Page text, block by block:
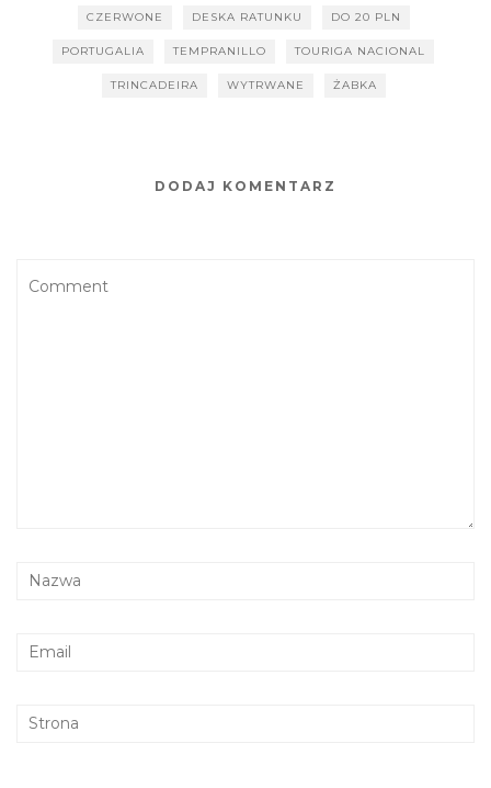
CZERWONE DESKA RATUNKU DO 20 PLN
PORTUGALIA TEMPRANILLO TOURIGA NACIONAL
TRINCADEIRA WYTRWANE ŻABKA
DODAJ KOMENTARZ